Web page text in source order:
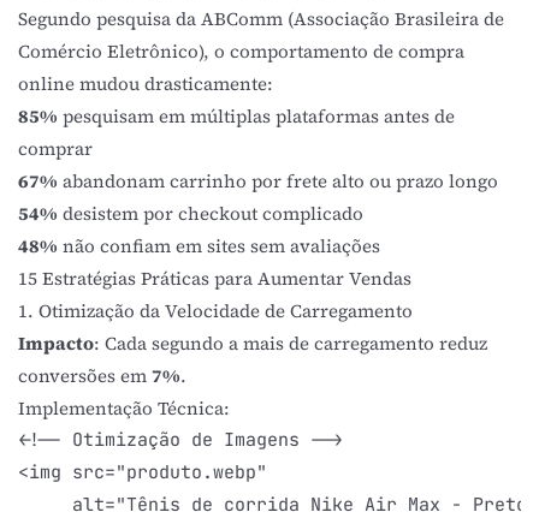
Segundo pesquisa daABComm (Associação Brasileira de
Comércio Eletrônico), o comportamento de compra
online mudou drasticamente:
85% pesquisam em múltiplas plataformas antes de
comprar
67% abandonam carrinho por frete alto ou prazo longo
54% desistem por checkout complicado
48% não confiam em sites sem avaliações
15 Estratégias Práticas para Aumentar Vendas
1. Otimização da Velocidade de Carregamento
Impacto: Cada segundo a mais de carregamento reduz
conversões em7%.
Implementação Técnica:
<!-- Otimização de Imagens -->
<img src="produto.webp"
alt="Tênis de corrida Nike Air Max -